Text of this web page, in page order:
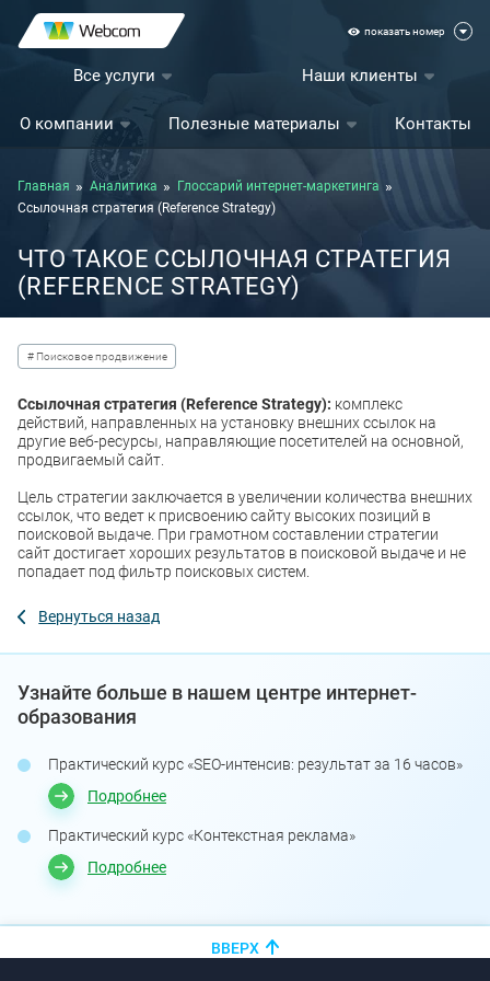
показать номер
Все услуги Наши клиенты
О компании Полезные материалы Контакты
Главная Аналитика
Глоссарий интернет-маркетинга
Ссылочная стратегия (Reference Strategy)
ЧТО ТАКОЕ ССЫЛОЧНАЯ СТРАТЕГИЯ
(REFERENCE STRATEGY)
# Поисковое продвижение
Ссылочная стратегия (Reference Strategy): комплекс
действий, направленных на установку внешних ссылок на
другие веб-ресурсы, направляющие посетителей на основной,
продвигаемый сайт.
Цель стратегии заключается в увеличении количества внешних
ссылок, что ведет к присвоению сайту высоких позиций в
поисковой выдаче. При грамотном составлении стратегии
сайт достигает хороших результатов в поисковой выдаче и не
попадает под фильтр поисковых систем.
Вернуться назад
Узнайте больше в нашем центре интернет-
образования
Практический курс «SEO-интенсив: результат за 16 часов»
Подробнее
Практический курс «Контекстная реклама»
Подробнее
ВВЕРХ